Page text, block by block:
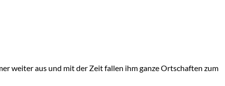
weiter aus und mit der Zeit fallen ihm ganze Ortschaften zum